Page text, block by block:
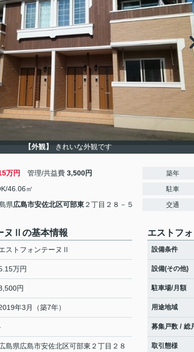
【外観】 きれいな外観です
万円 管理/共益費 3,500円
46.06㎡
県広島市安佐北区可部東２丁目２８－５
築年
駐車
交通
ヌⅡの基本情報
ストフォンテーヌⅡ
万円
円
年3月（築7年）
島県広島市安佐北区可部東 ２丁目２８
エストフ
設備条件
設備(その他)
駐車場/月額
用途地域
募集戸数 / 総
取引態様